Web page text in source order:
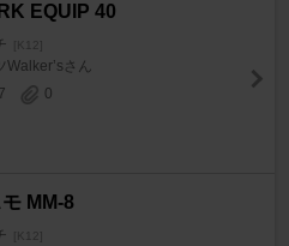
EQUIP 40
Walker’sさん
0
MM-8